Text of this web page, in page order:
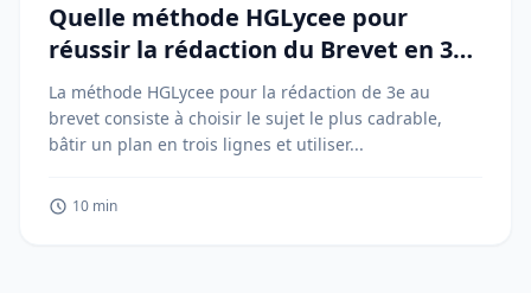
Quelle méthode HGLycee pour
réussir la rédaction du Brevet en 3e
?
La méthode HGLycee pour la rédaction de 3e au
brevet consiste à choisir le sujet le plus cadrable,
bâtir un plan en trois lignes et utiliser...
10 min